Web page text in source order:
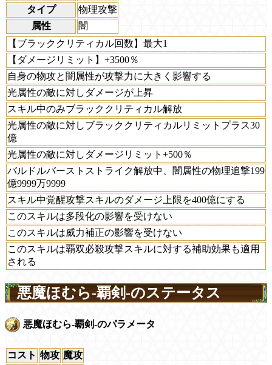
タイプ
物理攻撃
属性
闇
【ブラッククリティカル回数】最大1
【ダメージリミット】+3500％
自身の物攻と闇属性が攻撃力に大きく影響する
光属性の敵に対しダメージが上昇
スキル中のみブラッククリティカル解放
光属性の敵に対しブラッククリティカルリミットプラス30
億
光属性の敵に対しダメージリミット+500％
バルドルバーストストライク解放中、闇属性の物理追撃199
億9999万9999
スキル中覚醒攻撃スキルのダメージ上限を400億にする
このスキルは多段化の影響を受けない
このスキルは威力補正の影響を受けない
このスキルは覇双必殺攻撃スキルに対する補助効果も適用
される
悪魔ほむら-覇剣-のステータス
悪魔ほむら-覇剣-のパラメータ
コスト 物攻 魔攻